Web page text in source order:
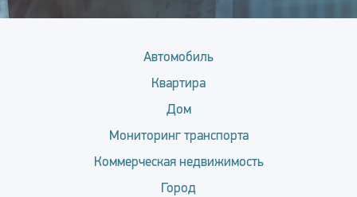
Автомобиль
Квартира
Дом
Мониторинг транспорта
Коммерческая недвижимость
Город